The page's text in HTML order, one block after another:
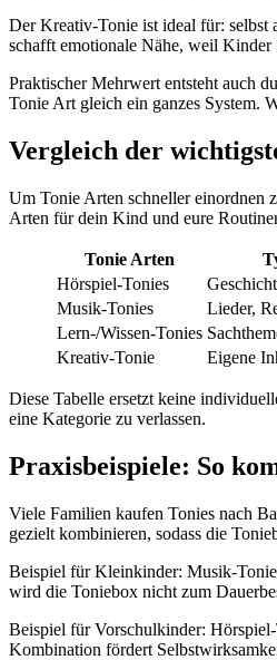
Der Kreativ-Tonie ist ideal für: selbst
schafft emotionale Nähe, weil Kinder
Praktischer Mehrwert entsteht auch
Tonie Art gleich ein ganzes System.
Vergleich der
Um Tonie Arten schneller einordnen
Arten für dein Kind und eure
Tonie Arten
Hörspiel-Tonies
Musik-Tonies
Lieder,
Lern-/Wissen-Tonies
Kreativ-Tonie
Eigene
Diese Tabelle ersetzt keine
eine Kategorie zu verlassen.
Praxisbeispiele: So
Viele Familien kaufen Tonies nach
gezielt kombinieren, sodass die
Beispiel für Kleinkinder: Musik-
wird die Toniebox nicht zum
Beispiel für Vorschulkinder:
Kombination fördert